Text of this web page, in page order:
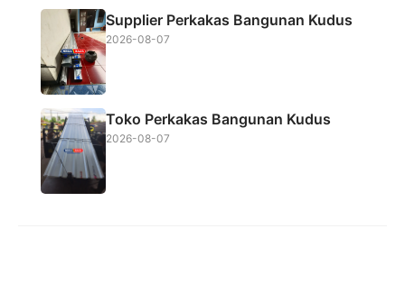
Supplier Perkakas Bangunan Kudus
2026-08-07
Toko Perkakas Bangunan Kudus
2026-08-07